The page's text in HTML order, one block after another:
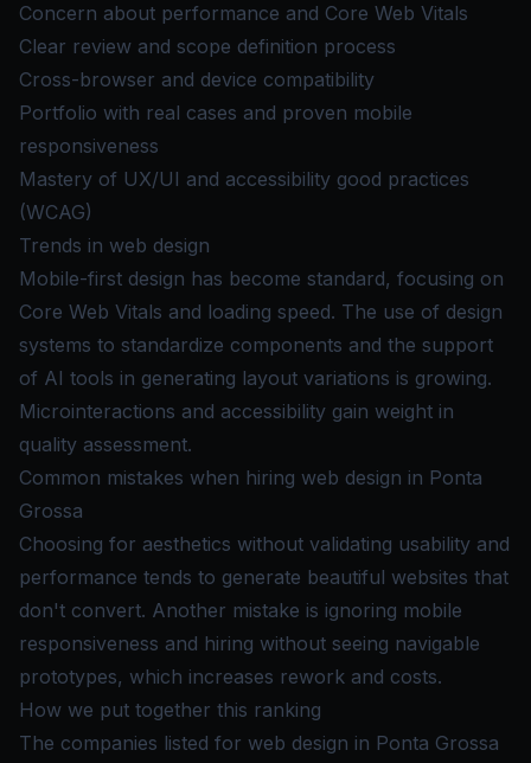
Concern about performance and Core Web Vitals
Clear review and scope definition process
Cross-browser and device compatibility
Portfolio with real cases and proven mobile
responsiveness
Mastery of UX/UI and accessibility good practices
(WCAG)
Trends in web design
Mobile-first design has become standard, focusing on
Core Web Vitals and loading speed. The use of design
systems to standardize components and the support
of AI tools in generating layout variations is growing.
Microinteractions and accessibility gain weight in
quality assessment.
Common mistakes when hiring web design in Ponta
Grossa
Choosing for aesthetics without validating usability and
performance tends to generate beautiful websites that
don't convert. Another mistake is ignoring mobile
responsiveness and hiring without seeing navigable
prototypes, which increases rework and costs.
How we put together this ranking
The companies listed for web design in Ponta Grossa